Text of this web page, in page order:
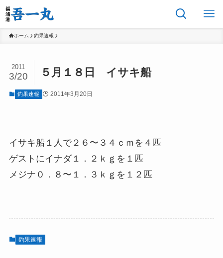
ホーム 釣果速報
５月１８日 イサキ船
2011
3/20
釣果速報 2011年3月20日
イサキ船１人で２６〜３４ｃｍを４匹
ゲストにイナダ１．２ｋｇを１匹
メジナ０．８〜１．３ｋｇを１２匹
釣果速報